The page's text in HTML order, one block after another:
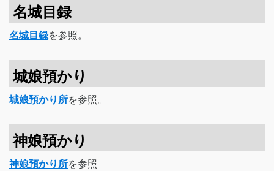
名城目録
名城目録を参照。
城娘預かり
城娘預かり所を参照。
神娘預かり
神娘預かり所を参照